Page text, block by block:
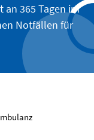
365 Tagen im
Notfällen für